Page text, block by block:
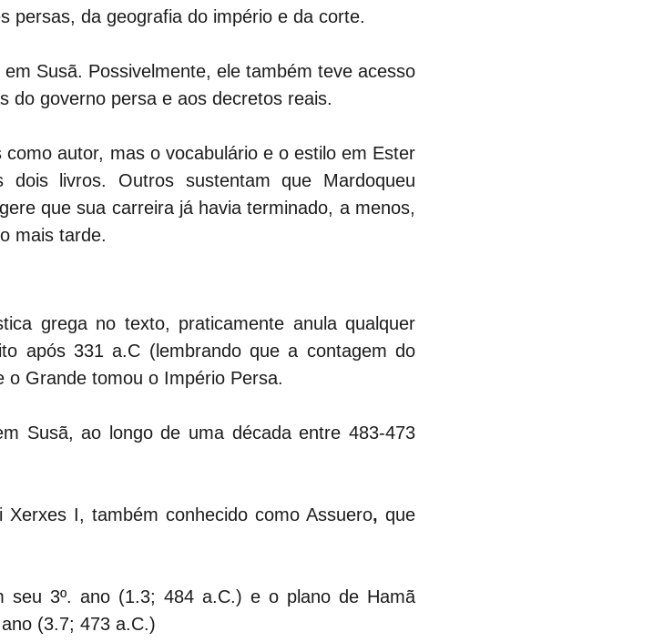
persas, da geografia do império e da corte.
Susã. Possivelmente, ele também teve acesso
do governo persa e aos decretos reais.
autor, mas o vocabulário e o estilo em Ester
dois livros. Outros sustentam que Mardoqueu
que sua carreira já havia terminado, a menos,
mais tarde.
grega no texto, praticamente anula qualquer
após 331 a.C (lembrando que a contagem do
o Grande tomou o Império Persa.
Susã, ao longo de uma década entre 483-473
I, também conhecido como Assuero, que
seu 3º. ano (1.3; 484 a.C.) e o plano de Hamã
(3.7; 473 a.C.)